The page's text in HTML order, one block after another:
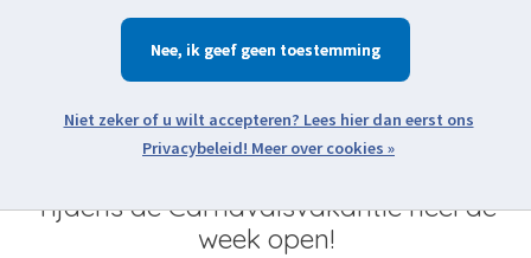
Zoeken
Tijdens de Carnavalsvakantie heel de
week open!
Nee
Meer over cookies »